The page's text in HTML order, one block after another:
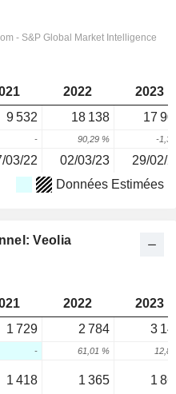
2022
2023
9 532 18 138 17
- 90,29 % -1,3
03/22 02/03/23 29/02/
Données Estimées
Veolia
2022
2023
1 729 2 784 3
- 61,01 % 12,8
1 418 1 365 1